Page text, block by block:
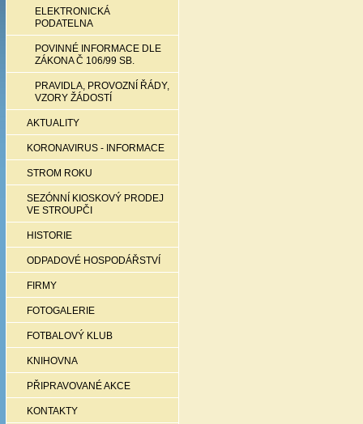
ELEKTRONICKÁ
PODATELNA
POVINNÉ INFORMACE DLE
ZÁKONA Č 106/99 SB.
PRAVIDLA, PROVOZNÍ ŘÁDY,
VZORY ŽÁDOSTÍ
AKTUALITY
KORONAVIRUS - INFORMACE
STROM ROKU
SEZÓNNÍ KIOSKOVÝ PRODEJ
VE STROUPČI
HISTORIE
ODPADOVÉ HOSPODÁŘSTVÍ
FIRMY
FOTOGALERIE
FOTBALOVÝ KLUB
KNIHOVNA
PŘIPRAVOVANÉ AKCE
KONTAKTY